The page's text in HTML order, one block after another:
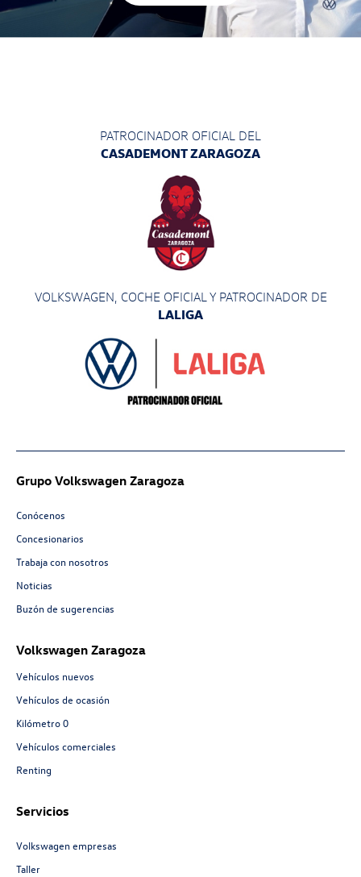
PATROCINADOR OFICIAL DEL
CASADEMONT ZARAGOZA
VOLKSWAGEN, COCHE OFICIAL Y PATROCINADOR DE
LALIGA
Grupo Volkswagen Zaragoza
Conócenos
Concesionarios
Trabaja con nosotros
Noticias
Buzón de sugerencias
Volkswagen Zaragoza
Vehículos nuevos
Vehículos de ocasión
Kilómetro 0
Vehículos comerciales
Renting
Servicios
Volkswagen empresas
Taller